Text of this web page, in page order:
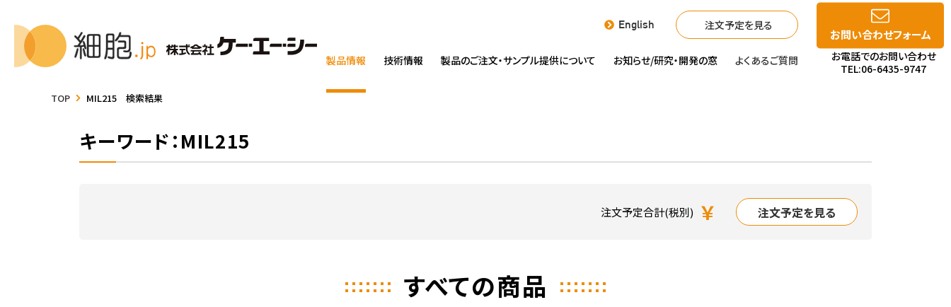
English 注文予定を見る
製品情報 技術情報 製品のご注文・サンプル提供について お知らせ/研究・開発の窓 よくあるご質問
お問い合わせフォーム
お電話でのお問い合わせ
TEL:06-6435-9747
TOP MIL215 検索結果
キーワード：MIL215
注文予定合計(税別) ￥ 注文予定を見る
すべての商品